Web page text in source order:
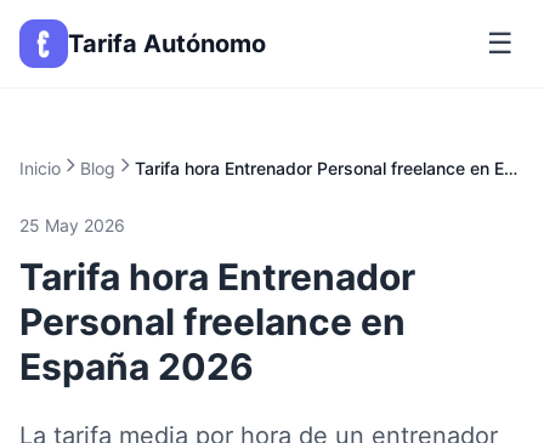
Tarifa Autónomo ☰
Inicio Blog Tarifa hora Entrenador Personal freelance en España 2026
25 May 2026
Tarifa hora Entrenador
Personal freelance en
España 2026
La tarifa media por hora de un entrenador